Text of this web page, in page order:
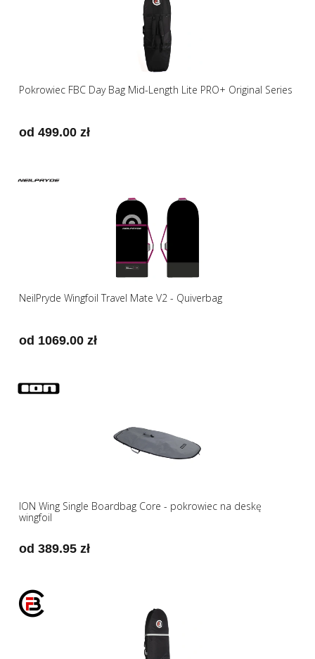
Pokrowiec FBC Day Bag Mid-Length Lite PRO+ Original Series
od 499.00 zł
NeilPryde Wingfoil Travel Mate V2 - Quiverbag
od 1069.00 zł
ION Wing Single Boardbag Core - pokrowiec na deskę
wingfoil
od 389.95 zł